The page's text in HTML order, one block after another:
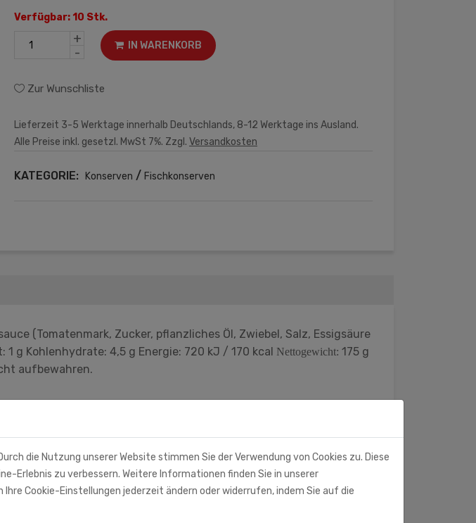
Verfügbar: 10 Stk.
+
-
IN WARENKORB
Zur Wunschliste
Lieferzeit 3-5 Werktage innerhalb Deutschlands, 8-12 Werktage ins Ausland.
Alle Preise inkl. gesetzl. MwSt 7%. Zzgl. Versandkosten
KATEGORIE: Konserven / Fischkonserven
(Tomatenmark, Zucker, pflanzliches Öl, Zwiebel, Salz, Essigsäure
1 g Kohlenhydrate: 4,5 g Energie: 720 kJ / 170 kcal Nettogewicht: 175 g
aufbewahren.
die Nutzung unserer Website stimmen Sie der Verwendung von Cookies zu. Diese
Erlebnis zu verbessern. Weitere Informationen finden Sie in unserer
Cookie-Einstellungen jederzeit ändern oder widerrufen, indem Sie auf die